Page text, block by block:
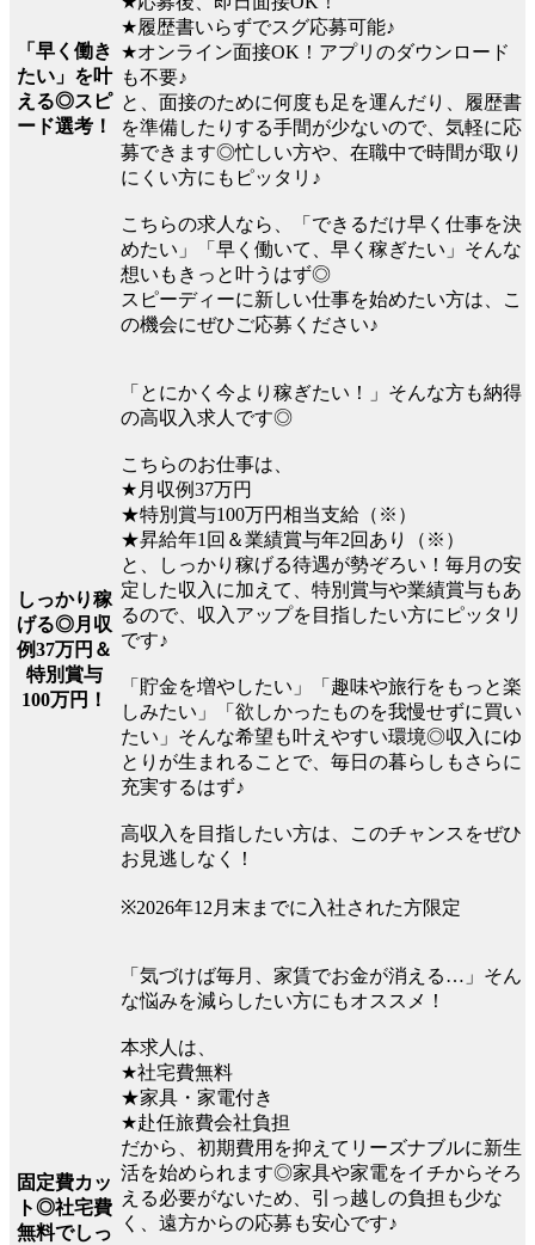
「早く働き
たい」を叶
える◎スピ
ード選考！
★履歴書いらずでスグ応募可能♪
★オンライン面接OK！アプリのダウンロード
も不要♪
と、面接のために何度も足を運んだり、履歴書
を準備したりする手間が少ないので、気軽に応
募できます◎忙しい方や、在職中で時間が取り
にくい方にもピッタリ♪
こちらの求人なら、「できるだけ早く仕事を決
めたい」「早く働いて、早く稼ぎたい」そんな
想いもきっと叶うはず◎
スピーディーに新しい仕事を始めたい方は、こ
の機会にぜひご応募ください♪
しっかり稼
げる◎月収
例37万円＆
特別賞与
100万円！
「とにかく今より稼ぎたい！」そんな方も納得
の高収入求人です◎
こちらのお仕事は、
★月収例37万円
★特別賞与100万円相当支給（※）
★昇給年1回＆業績賞与年2回あり（※）
と、しっかり稼げる待遇が勢ぞろい！毎月の安
定した収入に加えて、特別賞与や業績賞与もあ
るので、収入アップを目指したい方にピッタリ
です♪
「貯金を増やしたい」「趣味や旅行をもっと楽
しみたい」「欲しかったものを我慢せずに買い
たい」そんな希望も叶えやすい環境◎収入にゆ
とりが生まれることで、毎日の暮らしもさらに
充実するはず♪
高収入を目指したい方は、このチャンスをぜひ
お見逃しなく！
※2026年12月末までに入社された方限定
固定費カッ
ト◎社宅費
無料でしっ
「気づけば毎月、家賃でお金が消える…」そん
な悩みを減らしたい方にもオススメ！
本求人は、
★社宅費無料
★家具・家電付き
★赴任旅費会社負担
だから、初期費用を抑えてリーズナブルに新生
活を始められます◎家具や家電をイチからそろ
える必要がないため、引っ越しの負担も少な
く、遠方からの応募も安心です♪